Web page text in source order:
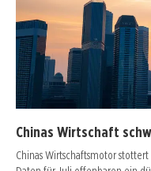
Chinas Wirtschaft
Chinas Wirtschaftsmotor